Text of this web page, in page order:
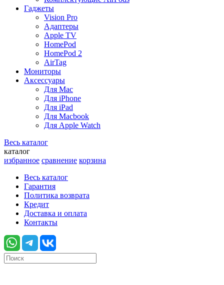
Гаджеты
Vision Pro
Адаптеры
Apple TV
HomePod
HomePod 2
AirTag
Мониторы
Аксессуары
Для Mac
Для iPhone
Для iPad
Для Macbook
Для Apple Watch
Весь каталог
каталог
избранное сравнение корзина
Весь каталог
Гарантия
Политика возврата
Кредит
Доставка и оплата
Контакты